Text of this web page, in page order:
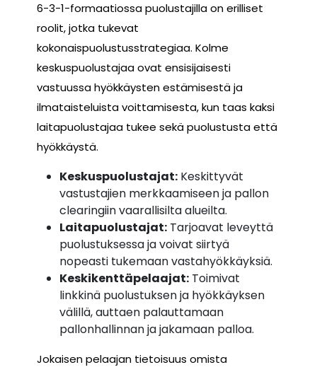
6-3-1-formaatiossa puolustajilla on erilliset
roolit, jotka tukevat
kokonaispuolustusstrategiaa. Kolme
keskuspuolustajaa ovat ensisijaisesti
vastuussa hyökkäysten estämisestä ja
ilmataisteluista voittamisesta, kun taas kaksi
laitapuolustajaa tukee sekä puolustusta että
hyökkäystä.
Keskuspuolustajat: Keskittyvät
vastustajien merkkaamiseen ja pallon
clearingiin vaarallisilta alueilta.
Laitapuolustajat: Tarjoavat leveyttä
puolustuksessa ja voivat siirtyä
nopeasti tukemaan vastahyökkäyksiä.
Keskikenttäpelaajat: Toimivat
linkkinä puolustuksen ja hyökkäyksen
välillä, auttaen palauttamaan
pallonhallinnan ja jakamaan palloa.
Jokaisen pelaajan tietoisuus omista